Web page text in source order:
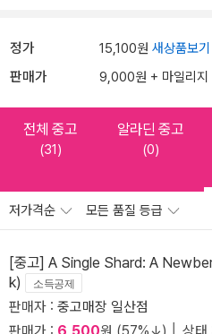
정가 15,100원 새상품보기
판매가 9,000원 + 마일리지
전체 중고
(31)
알라딘 중고
(0)
저가격순 모든 품질 등급
[중고] A Single Shard: A
k)
소득공제
판매자 : 중고매장 일산점
판매가 : 6,500원 (57%↓) │ 상태